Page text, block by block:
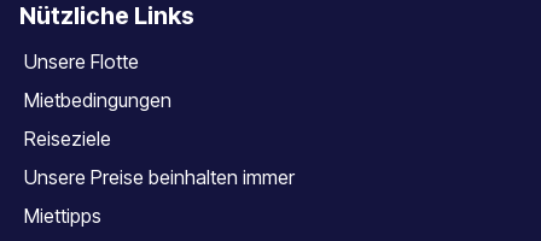
Nützliche Links
Unsere Flotte
Mietbedingungen
Reiseziele
Unsere Preise beinhalten immer
Miettipps